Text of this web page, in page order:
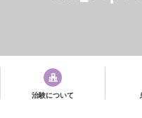
治験について